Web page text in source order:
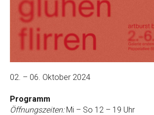
02. – 06. Oktober 2024
Programm
Öffnungszeiten:Mi – So 12 – 19 Uhr